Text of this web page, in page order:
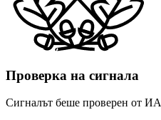
Проверка на сигнала
Сигналът беше проверен от